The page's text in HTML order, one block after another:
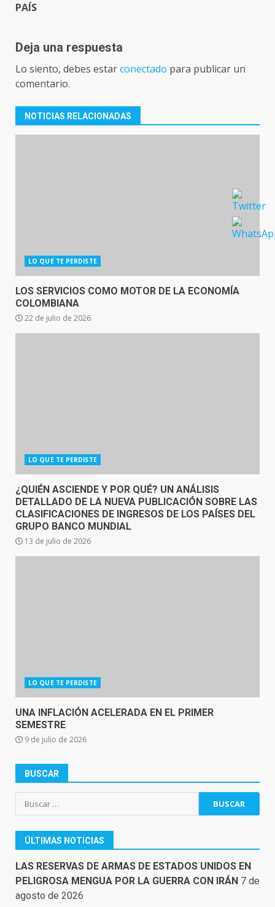
PAÍS
Deja una respuesta
Lo siento, debes estarconectado para publicar un
comentario.
NOTICIAS RELACIONADAS
LO QUE TE PERDISTE
LOS SERVICIOS COMO MOTOR DE LA ECONOMÍA
COLOMBIANA
22 de julio de 2026
LO QUE TE PERDISTE
¿QUIÉN ASCIENDE Y POR QUÉ? UN ANÁLISIS
DETALLADO DE LA NUEVA PUBLICACIÓN SOBRE LAS
CLASIFICACIONES DE INGRESOS DE LOS PAÍSES DEL
GRUPO BANCO MUNDIAL
13 de julio de 2026
LO QUE TE PERDISTE
UNA INFLACIÓN ACELERADA EN EL PRIMER
SEMESTRE
9 de julio de 2026
BUSCAR
Buscar:
ÚLTIMAS NOTICIAS
LAS RESERVAS DE ARMAS DE ESTADOS UNIDOS EN
PELIGROSA MENGUA POR LA GUERRA CON IRÁN 7 de
agosto de 2026